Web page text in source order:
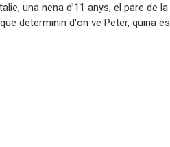
una nena d’11 anys, el pare de
determinin d'on ve Peter, quina